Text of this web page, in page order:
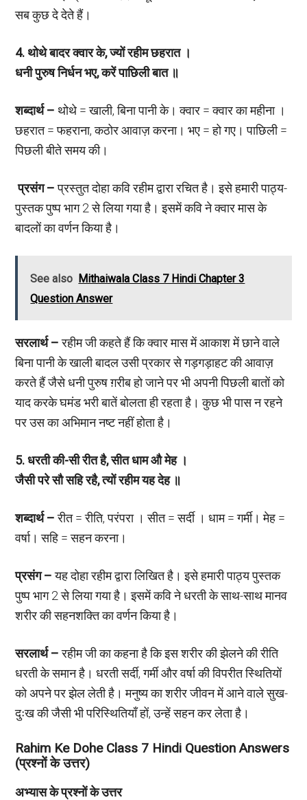
सब कुछ दे देते हैं।
4. थोथे बादर क्वार के, ज्यों रहीम छहरात ।
धनी पुरुष निर्धन भए, करें पाछिली बात ॥
शब्दार्थ –थोथे = खाली, बिना पानी के। क्वार = क्वार का महीना ।
छहरात = फहराना, कठोर आवाज़ करना। भए = हो गए। पाछिली =
पिछली बीते समय की।
प्रसंग –प्रस्तुत दोहा कवि रहीम द्वारा रचित है। इसे हमारी पाठ्य-
पुस्तक पुष्प भाग 2 से लिया गया है। इसमें कवि ने क्वार मास के
बादलों का वर्णन किया है।
See also Mithaiwala Class 7 Hindi Chapter 3
Question Answer
सरलार्थ –रहीम जी कहते हैं कि क्वार मास में आकाश में छाने वाले
बिना पानी के खाली बादल उसी प्रकार से गड़गड़ाहट की आवाज़
करते हैं जैसे धनी पुरुष ग़रीब हो जाने पर भी अपनी पिछली बातों को
याद करके घमंड भरी बातें बोलता ही रहता है। कुछ भी पास न रहने
पर उस का अभिमान नष्ट नहीं होता है।
5. धरती की-सी रीत है, सीत धाम औ मेह ।
जैसी परे सौ सहि रहै, त्यों रहीम यह देह ॥
शब्दार्थ –रीत = रीति, परंपरा । सीत = सर्दी । धाम = गर्मी। मेह =
वर्षा। सहि = सहन करना।
प्रसंग –यह दोहा रहीम द्वारा लिखित है। इसे हमारी पाठ्य पुस्तक
पुष्प भाग 2 से लिया गया है। इसमें कवि ने धरती के साथ-साथ मानव
शरीर की सहनशक्ति का वर्णन किया है।
सरलार्थ –रहीम जी का कहना है कि इस शरीर की झेलने की रीति
धरती के समान है। धरती सर्दी, गर्मी और वर्षा की विपरीत स्थितियों
को अपने पर झेल लेती है। मनुष्य का शरीर जीवन में आने वाले सुख-
दुःख की जैसी भी परिस्थितियाँ हों, उन्हें सहन कर लेता है।
Rahim Ke Dohe Class 7 Hindi Question Answers
(प्रश्नों के उत्तर)
अभ्यास के प्रश्नों के उत्तर